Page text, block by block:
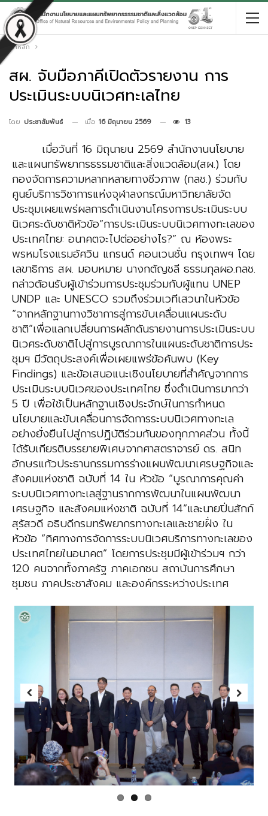
หน้าหลัก
สผ. จับมือภาคีเปิดตัวรายงาน การ
ประเมินระบบนิเวศทะเลไทย
โดย ประชาสัมพันธ์ เมื่อ 16 มิถุนายน 2569 13
เมื่อวันที่ 16 มิถุนายน 2569 สำนักงานนโยบาย
และแผนทรัพยากรธรรมชาติและสิ่งแวดล้อม(สผ.) โดย
กองจัดการความหลากหลายทางชีวภาพ (กลช.) ร่วมกับ
ศูนย์บริการวิชาการแห่งจุฬาลงกรณ์มหาวิทยาลัยจัด
ประชุมเผยแพร่ผลการดำเนินงานโครงการประเมินระบบ
นิเวศระดับชาติหัวข้อ“การประเมินระบบนิเวศทางทะเลของ
ประเทศไทย: อนาคตจะไปต่ออย่างไร?” ณ ห้องพระ
พรหมโรงแรมอัศวิน แกรนด์ คอนเวนชั่น กรุงเทพฯ โดย
เลขาธิการ สผ. มอบหมาย นางกตัญชลี ธรรมกุลผอ.กลช.
กล่าวต้อนรับผู้เข้าร่วมการประชุมร่วมกับผู้แทน UNEP
UNDP และ UNESCO รวมถึงร่วมเวทีเสวนาในหัวข้อ
“จากหลักฐานทางวิชาการสู่การขับเคลื่อนแผนระดับ
ชาติ”เพื่อแลกเปลี่ยนการผลักดันรายงานการประเมินระบบ
นิเวศระดับชาติไปสู่การบูรณาการในแผนระดับชาติการประ
ชุมฯ มีวัตถุประสงค์เพื่อเผยแพร่ข้อค้นพบ (Key
Findings) และข้อเสนอแนะเชิงนโยบายที่สำคัญจากการ
ประเมินระบบนิเวศของประเทศไทย ซึ่งดำเนินการมากว่า
5 ปี เพื่อใช้เป็นหลักฐานเชิงประจักษ์ในการกำหนด
นโยบายและขับเคลื่อนการจัดการระบบนิเวศทางทะเล
อย่างยั่งยืนไปสู่การปฏิบัติร่วมกันของทุกภาคส่วน ทั้งนี้
ได้รับเกียรติบรรยายพิเศษจากศาสตราจารย์ ดร. สนิท
อักษรแก้วประธานกรรมการร่างแผนพัฒนาเศรษฐกิจและ
สังคมแห่งชาติ ฉบับที่ 14 ใน หัวข้อ “บูรณาการคุณค่า
ระบบนิเวศทางทะเลสู่ฐานรากการพัฒนาในแผนพัฒนา
เศรษฐกิจ และสังคมแห่งชาติ ฉบับที่ 14”และนายปิ่นสักก์
สุรัสวดี อธิบดีกรมทรัพยากรทางทะเลและชายฝั่ง ใน
หัวข้อ “ทิศทางการจัดการระบบนิเวศบริการทางทะเลของ
ประเทศไทยในอนาคต” โดยการประชุมมีผู้เข้าร่วมฯ กว่า
120 คนจากทั้งภาครัฐ ภาคเอกชน สถาบันการศึกษา
ชุมชน ภาคประชาสังคม และองค์กรระหว่างประเทศ
Previous Next